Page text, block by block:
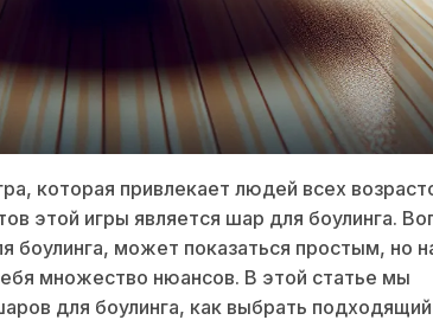
которая привлекает людей всех
этой игры является шар для боулинга.
боулинга, может показаться простым, но
множество нюансов. В этой статье мы
для боулинга, как выбрать